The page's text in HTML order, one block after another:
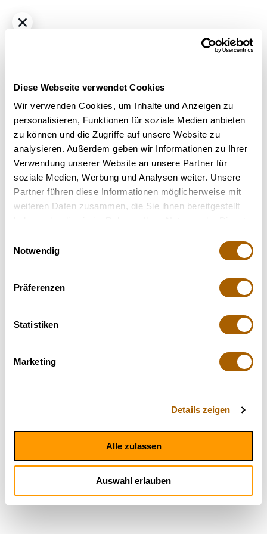
Diese Webseite verwendet Cookies
Wir verwenden Cookies, um Inhalte und Anzeigen zu
personalisieren, Funktionen für soziale Medien anbieten
zu können und die Zugriffe auf unsere Website zu
analysieren. Außerdem geben wir Informationen zu Ihrer
Verwendung unserer Website an unsere Partner für
soziale Medien, Werbung und Analysen weiter. Unsere
Partner führen diese Informationen möglicherweise mit
weiteren Daten zusammen, die Sie ihnen bereitgestellt
Notwendig
Präferenzen
Statistiken
Marketing
Details zeigen
Alle zulassen
Auswahl erlauben
Indica THC28% CBD1%
28/1 IUVO OC Rainbow Chip
Bestrahlung: nicht bestrahlt
Strain: Rainbow Chip